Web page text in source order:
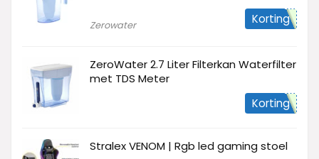
Zerowater Korting
ZeroWater 2.7 Liter Filterkan Waterfilter
met TDS Meter
Korting
Stralex VENOM | Rgb led gaming stoel